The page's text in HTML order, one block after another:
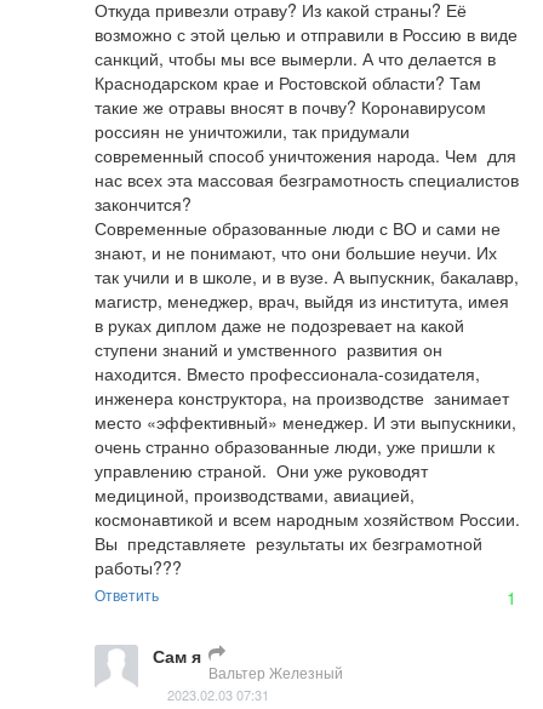
Откуда привезли отраву? Из какой страны? Её
возможно с этой целью и отправили в Россию в виде
санкций, чтобы мы все вымерли. А что делается в
Краснодарском крае и Ростовской области? Там
такие же отравы вносят в почву? Коронавирусом
россиян не уничтожили, так придумали
современный способ уничтожения народа. Чем  для
нас всех эта массовая безграмотность специалистов
закончится?
Современные образованные люди с ВО и сами не
знают, и не понимают, что они большие неучи. Их
так учили и в школе, и в вузе. А выпускник, бакалавр,
магистр, менеджер, врач, выйдя из института, имея
в руках диплом даже не подозревает на какой
ступени знаний и умственного  развития он
находится. Вместо профессионала-созидателя,
инженера конструктора, на производстве  занимает
место «эффективный» менеджер. И эти выпускники,
очень странно образованные люди, уже пришли к
управлению страной.  Они уже руководят
медициной, производствами, авиацией,
космонавтикой и всем народным хозяйством России.
Вы  представляете  результаты их безграмотной
работы???
Ответить 1
Сам я
Вальтер Железный
2023.02.03 07:31